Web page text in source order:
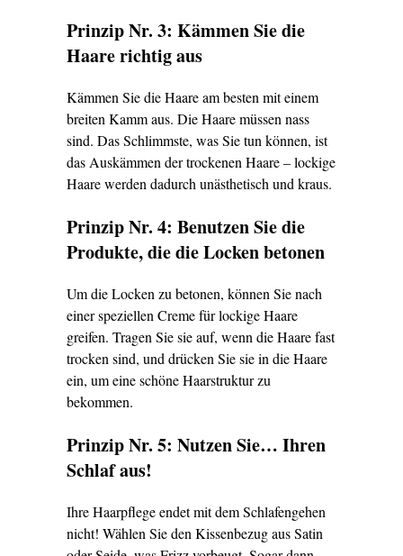
Prinzip Nr. 3: Kämmen Sie die
Haare richtig aus
Kämmen Sie die Haare am besten mit einem
breiten Kamm aus. Die Haare müssen nass
sind. Das Schlimmste, was Sie tun können, ist
das Auskämmen der trockenen Haare – lockige
Haare werden dadurch unästhetisch und kraus.
Prinzip Nr. 4: Benutzen Sie die
Produkte, die die Locken betonen
Um die Locken zu betonen, können Sie nach
einer speziellen Creme für lockige Haare
greifen. Tragen Sie sie auf, wenn die Haare fast
trocken sind, und drücken Sie sie in die Haare
ein, um eine schöne Haarstruktur zu
bekommen.
Prinzip Nr. 5: Nutzen Sie… Ihren
Schlaf aus!
Ihre Haarpflege endet mit dem Schlafengehen
nicht! Wählen Sie den Kissenbezug aus Satin